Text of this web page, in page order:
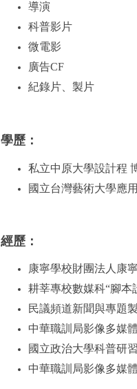
導演
科普影片
微電影
廣告CF
紀錄片、製片
學歷：
私立中原大學設計程
國立台灣藝術大學應
經歷：
康寧學校財團法人康
耕莘專校數媒科“腳本
民議頻道新聞與專題
中華職訓局影像多媒
國立政治大學科普研
中華職訓局影像多媒